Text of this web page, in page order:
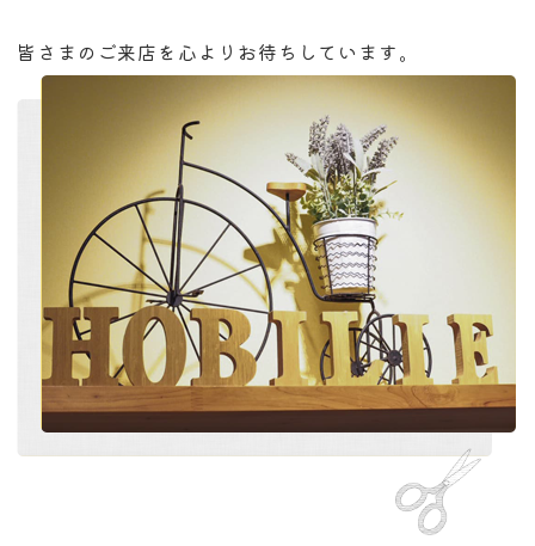
皆さまのご来店を心よりお待ちしています。